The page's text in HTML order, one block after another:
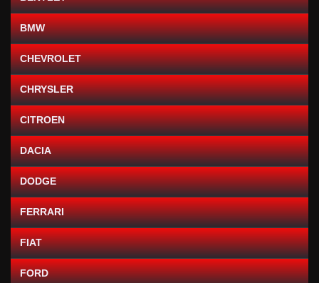
BMW
CHEVROLET
CHRYSLER
CITROEN
DACIA
DODGE
FERRARI
FIAT
FORD